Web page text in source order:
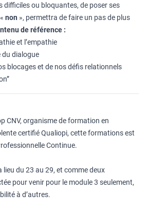
difficiles ou bloquantes, de poser ses
non », permettra de faire un pas de plus
de référence :
et l’empathie
du dialogue
blocages et de nos défis relationnels
CNV, organisme de formation en
certifié Qualiopi, cette formations est
Continue.
lieu du 23 au 29, et comme deux
pour venir pour le module 3 seulement,
à d’autres.